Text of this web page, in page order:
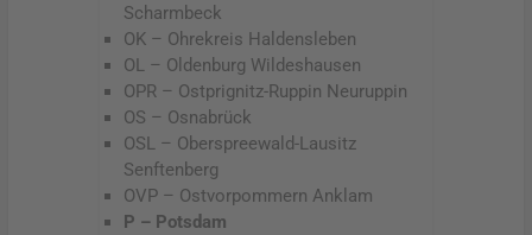
Scharmbeck
OK – Ohrekreis Haldensleben
OL – Oldenburg Wildeshausen
OPR – Ostprignitz-Ruppin Neuruppin
OS – Osnabrück
OSL – Oberspreewald-Lausitz
Senftenberg
OVP – Ostvorpommern Anklam
P – Potsdam